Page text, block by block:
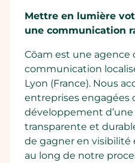
Mettre en lumière
une communication
Cōam est une agence
communication
Lyon (France). Nous
entreprises engagées
développement
transparente et
de gagner en visibilité
au long de notre